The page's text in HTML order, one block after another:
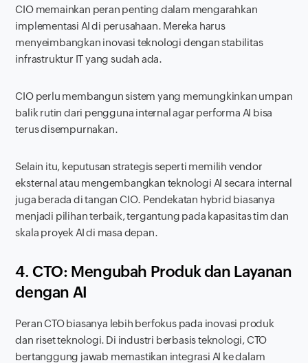
CIO memainkan peran penting dalam mengarahkan
implementasi AI di perusahaan. Mereka harus
menyeimbangkan inovasi teknologi dengan stabilitas
infrastruktur IT yang sudah ada.
CIO perlu membangun sistem yang memungkinkan umpan
balik rutin dari pengguna internal agar performa AI bisa
terus disempurnakan.
Selain itu, keputusan strategis seperti memilih vendor
eksternal atau mengembangkan teknologi AI secara internal
juga berada di tangan CIO. Pendekatan hybrid biasanya
menjadi pilihan terbaik, tergantung pada kapasitas tim dan
skala proyek AI di masa depan.
4. CTO: Mengubah Produk dan Layanan
dengan AI
Peran CTO biasanya lebih berfokus pada inovasi produk
dan riset teknologi. Di industri berbasis teknologi, CTO
bertanggung jawab memastikan integrasi AI ke dalam